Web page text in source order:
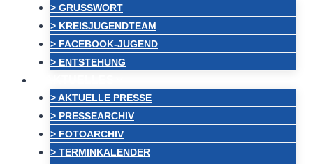
> GRUSSWORT
> KREISJUGENDTEAM
> FACEBOOK-JUGEND
> ENTSTEHUNG
> AKTUELLE PRESSE
> PRESSEARCHIV
> FOTOARCHIV
> TERMINKALENDER